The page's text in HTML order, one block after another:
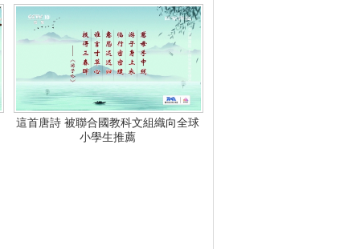
這首唐詩 被聯合國教科文組織向全球
小學生推薦